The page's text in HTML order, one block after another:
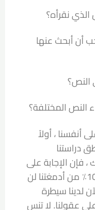
نقرأه؟
أن أبحث عنها
النص؟
النص المختلفة؟
أنفسنا ، أولاً
دراستنا
فإن الإجابة على
السؤال عن كيفية استخدام 100٪ من أدمغتنا لن
لدينا سيطرة
عقولنا. لا تنس